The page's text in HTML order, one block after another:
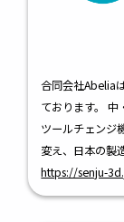
合同会社Abelia
ております。
ツールチェンジ
変え、日本の製
https://senju-